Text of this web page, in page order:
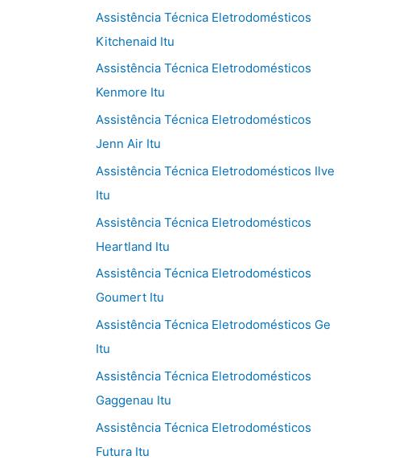
Assistência Técnica Eletrodomésticos
Kitchenaid Itu
Assistência Técnica Eletrodomésticos
Kenmore Itu
Assistência Técnica Eletrodomésticos
Jenn Air Itu
Assistência Técnica Eletrodomésticos Ilve
Itu
Assistência Técnica Eletrodomésticos
Heartland Itu
Assistência Técnica Eletrodomésticos
Goumert Itu
Assistência Técnica Eletrodomésticos Ge
Itu
Assistência Técnica Eletrodomésticos
Gaggenau Itu
Assistência Técnica Eletrodomésticos
Futura Itu